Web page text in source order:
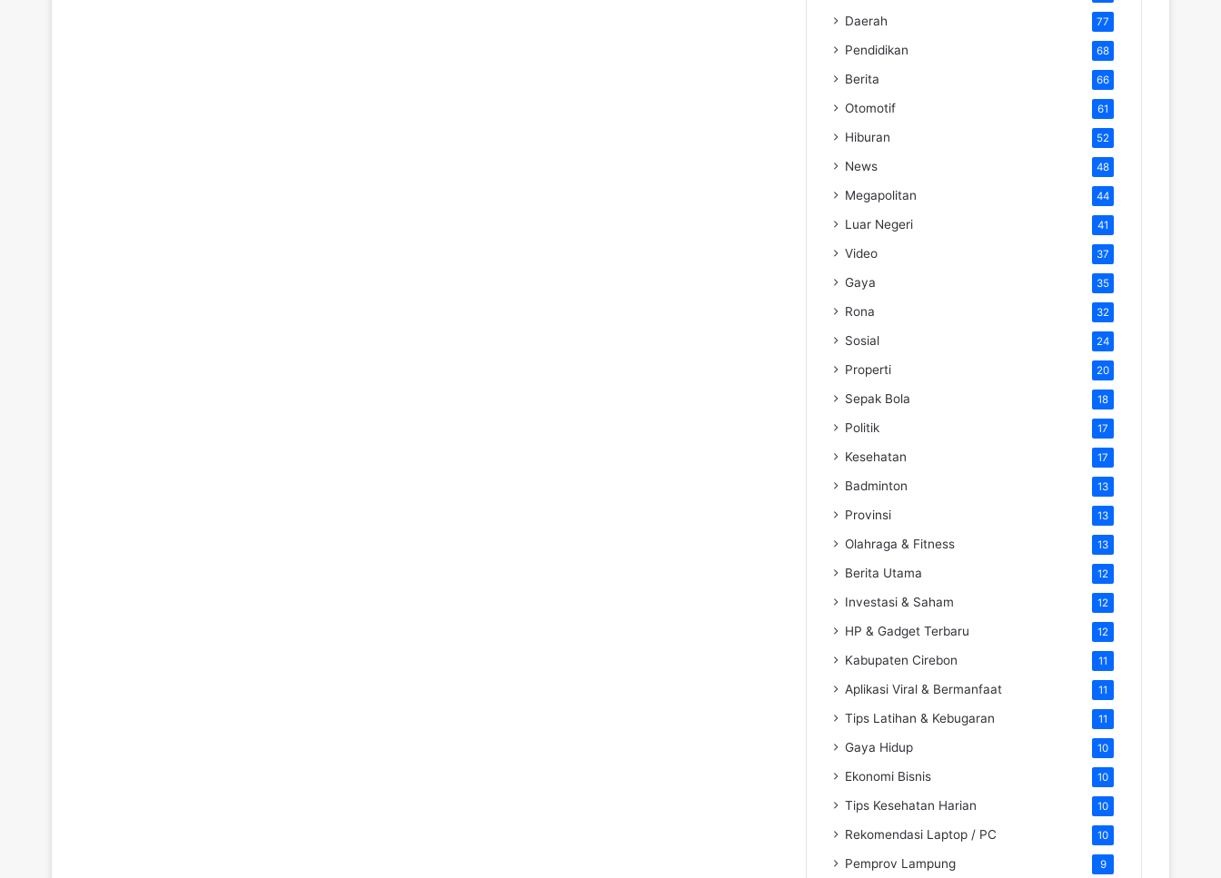
Daerah 77
Pendidikan 68
Berita 66
Otomotif 61
Hiburan 52
News 48
Megapolitan 44
Luar Negeri 41
Video 37
Gaya 35
Rona 32
Sosial 24
Properti 20
Sepak Bola 18
Politik 17
Kesehatan 17
Badminton 13
Provinsi 13
Olahraga & Fitness 13
Berita Utama 12
Investasi & Saham 12
HP & Gadget Terbaru 12
Kabupaten Cirebon 11
Aplikasi Viral & Bermanfaat 11
Tips Latihan & Kebugaran 11
Gaya Hidup 10
Ekonomi Bisnis 10
Tips Kesehatan Harian 10
Rekomendasi Laptop / PC 10
Pemprov Lampung 9